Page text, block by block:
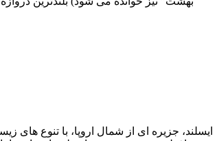
ایسلند، جزیره ای از شمال اروپا، با تنوع